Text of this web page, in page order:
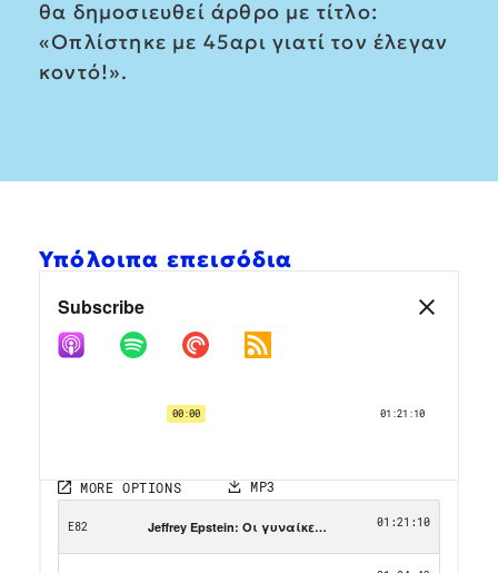
θα δημοσιευθεί άρθρο με τίτλο:
«Οπλίστηκε με 45αρι γιατί τον έλεγαν
κοντό!».
Υπόλοιπα επεισόδια